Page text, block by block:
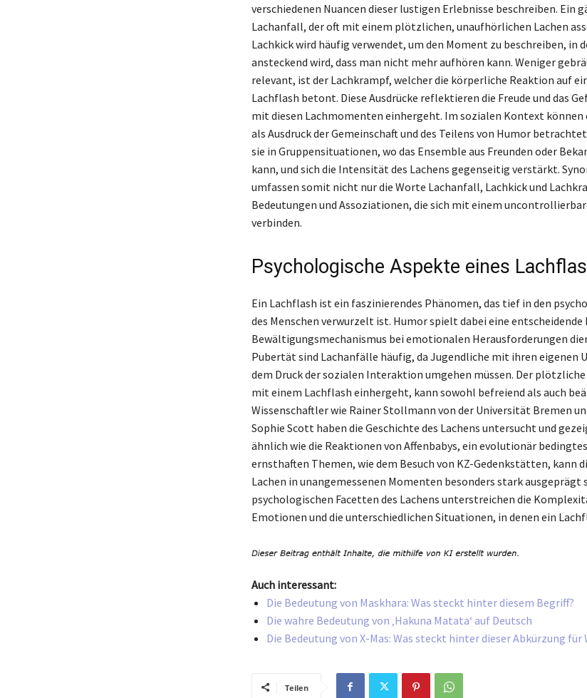
verschiedenen Nuancen dieser lustigen Erlebnisse beschreiben. Ein
Lachanfall, der oft mit einem plötzlichen, unaufhörlichen Lachen
Lachkick wird häufig verwendet, um den Moment zu beschreiben, in
ansteckend wird, dass man nicht mehr aufhören kann. Weniger
relevant, ist der Lachkrampf, welcher die körperliche Reaktion auf
Lachflash betont. Diese Ausdrücke reflektieren die Freude und das
mit diesen Lachmomenten einhergeht. Im sozialen Kontext können
als Ausdruck der Gemeinschaft und des Teilens von Humor
sie in Gruppensituationen, wo das Ensemble aus Freunden oder
kann, und sich die Intensität des Lachens gegenseitig verstärkt.
umfassen somit nicht nur die Worte Lachanfall, Lachkick und
Bedeutungen und Assoziationen, die sich mit einem
verbinden.
Psychologische Aspekte eines
Ein Lachflash ist ein faszinierendes Phänomen, das tief in den
des Menschen verwurzelt ist. Humor spielt dabei eine entscheidende
Bewältigungsmechanismus bei emotionalen Herausforderungen
Pubertät sind Lachanfälle häufig, da Jugendliche mit ihren eigenen
dem Druck der sozialen Interaktion umgehen müssen. Der
mit einem Lachflash einhergeht, kann sowohl befreiend als auch
Wissenschaftler wie Rainer Stollmann von der Universität Bremen
Sophie Scott haben die Geschichte des Lachens untersucht und
ähnlich wie die Reaktionen von Affenbabys, ein evolutionär
ernsthaften Themen, wie dem Besuch von KZ-Gedenkstätten, kann
Lachen in unangemessenen Momenten besonders stark ausgeprägt
psychologischen Facetten des Lachens unterstreichen die
Emotionen und die unterschiedlichen Situationen, in denen ein
Auch interessant:
Die Bedeutung von Maskhara: Was steckt hinter diesem Begriff?
Die wahre Bedeutung von ‚Hakuna Matata‘ auf Deutsch
Die Bedeutung von X-Mas: Was steckt hinter dieser Abkürzung für
Teilen